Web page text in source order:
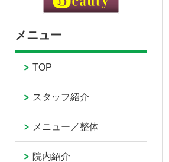
メニュー
TOP
スタッフ紹介
メニュー／整体
院内紹介